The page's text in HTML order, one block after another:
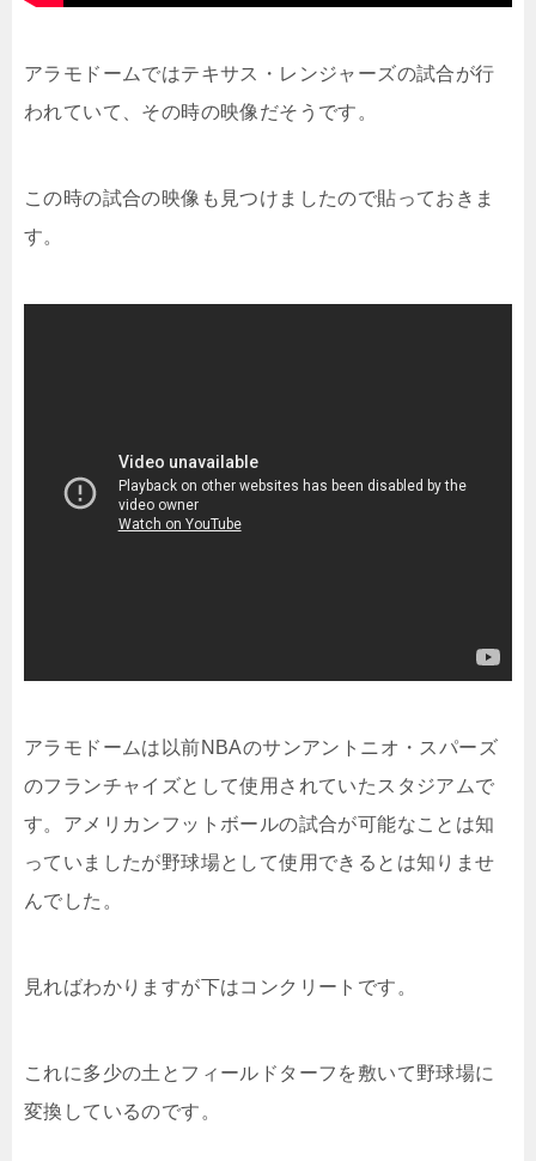
アラモドームではテキサス・レンジャーズの試合が行
われていて、その時の映像だそうです。
この時の試合の映像も見つけましたので貼っておきま
す。
アラモドームは以前NBAのサンアントニオ・スパーズ
のフランチャイズとして使用されていたスタジアムで
す。アメリカンフットボールの試合が可能なことは知
っていましたが野球場として使用できるとは知りませ
んでした。
見ればわかりますが下はコンクリートです。
これに多少の土とフィールドターフを敷いて野球場に
変換しているのです。